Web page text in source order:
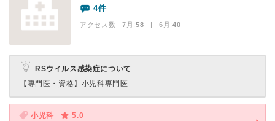
4件
アクセス数 7月:58 | 6月:40
RSウイルス感染症について
【専門医・資格】 小児科専門医
小児科
5.0